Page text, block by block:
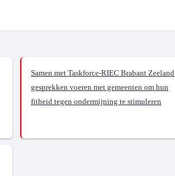
Samen met Taskforce-RIEC Brabant Zeeland
gesprekken voeren met gemeenten om hun
fitheid tegen ondermijning te stimuleren